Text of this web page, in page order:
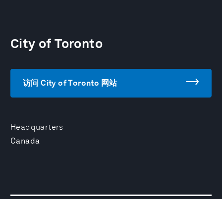
Headquarters
Canada
City of Toronto
访问 City of Toronto 网站